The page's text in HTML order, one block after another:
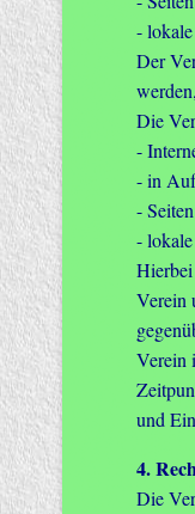
-
Der
Die
-
- in
-
-
Verein
Verein
und
4.
Die